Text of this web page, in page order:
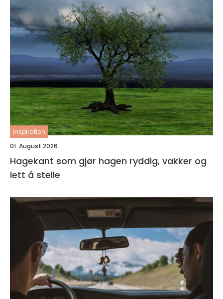
inspiration
01. August 2026
Hagekant som gjør hagen ryddig, vakker og
lett å stelle